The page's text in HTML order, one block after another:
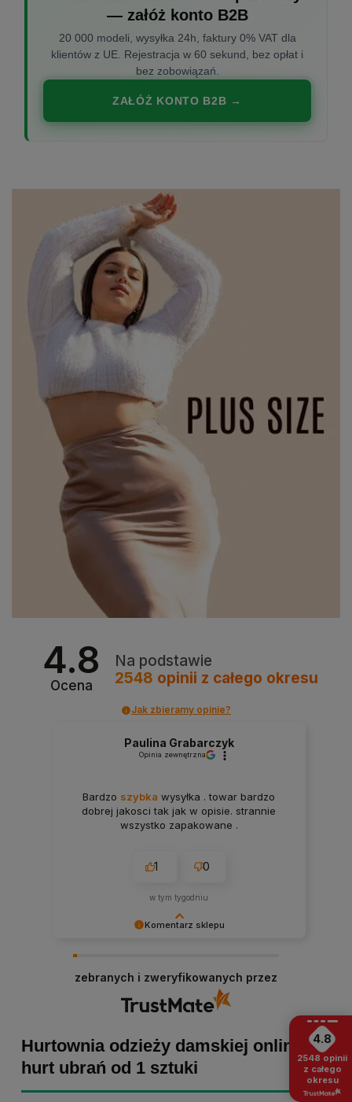
— załóż konto B2B
20 000 modeli, wysyłka 24h, faktury 0% VAT dla
klientów z UE. Rejestracja w 60 sekund, bez opłat i
bez zobowiązań.
ZAŁÓŻ KONTO B2B →
4.8
Ocena
Na podstawie
2548 opinii z całego okresu
Jak zbieramy opinie?
Komentarz sklepu
skrzydeł, dlatego tym bardziej cieszymy się, że
zakup przebiegł pomyślnie. Obiecujemy
utrzymać dobrą passę - zapraszamy ponownie! :)
Paulina Grabarczyk
Opinia zewnętrzna
Bardzo szybka wysyłka . towar bardzo
dobrej jakosci tak jak w opisie. strannie
wszystko zapakowane .
1 0
w tym tygodniu
zebranych i zweryfikowanych przez
Hurtownia odzieży damskiej online -
hurt ubrań od 1 sztuki
4.8
2548 opinii
z całego
okresu